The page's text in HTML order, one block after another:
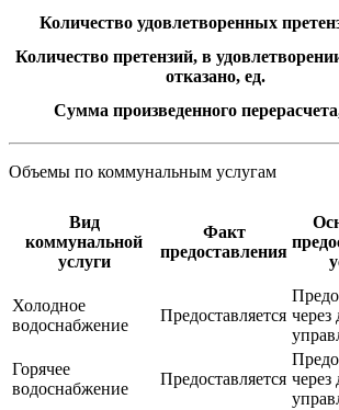
Количество удовлетворенных
Количество претензий, в
отказано, ед.
Сумма произведенного
Объемы по коммунальным услугам
Вид
коммунальной
услуги
Факт
предоставления
Холодное
водоснабжение
Предоставляется через
Горячее
водоснабжение
Предоставляется через